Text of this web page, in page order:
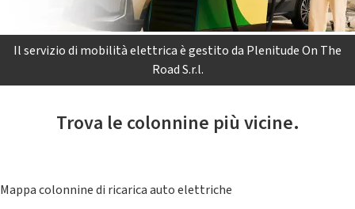
Il servizio di mobilità elettrica è gestito da Plenitude On The
Road S.r.l.
Trova le colonnine più vicine.
Mappa colonnine di ricarica auto elettriche